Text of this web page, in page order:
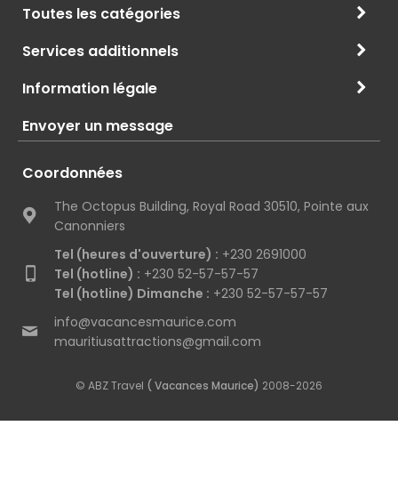
Toutes les catégories
Services additionnels
Information légale
Envoyer un message
Coordonnées
The Octopus Building, Royal Road 30510, Pointe aux
Canonniers
Tel (heures d'ouverture) : +230 2691000
Tel (hotline) : +230 52-57-57-57
Tel (hotline) Dimanche : +230 52-57-57-57
info@vacancesmaurice.com
mauritiusattractions@gmail.com
© ABZ Travel ( Vacances Maurice) 2008-2026